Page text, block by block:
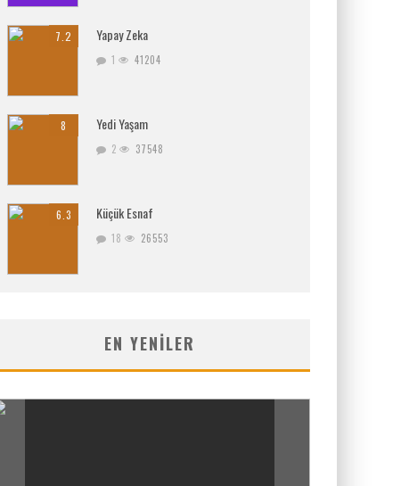
7.2 Yapay Zeka
1 41204
8 Yedi Yaşam
2 37548
6.3 Küçük Esnaf
18 26553
EN YENILER